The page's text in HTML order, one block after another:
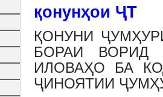
қонунҳои ҶТ
ҚОНУНИ
БОРАИ ВОРИД
ИЛОВАҲО БА
ҶИНОЯТИИ